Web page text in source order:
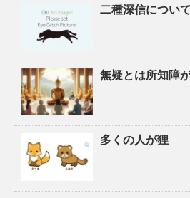
二種深信について
無疑とは所知障
多くの人が狸